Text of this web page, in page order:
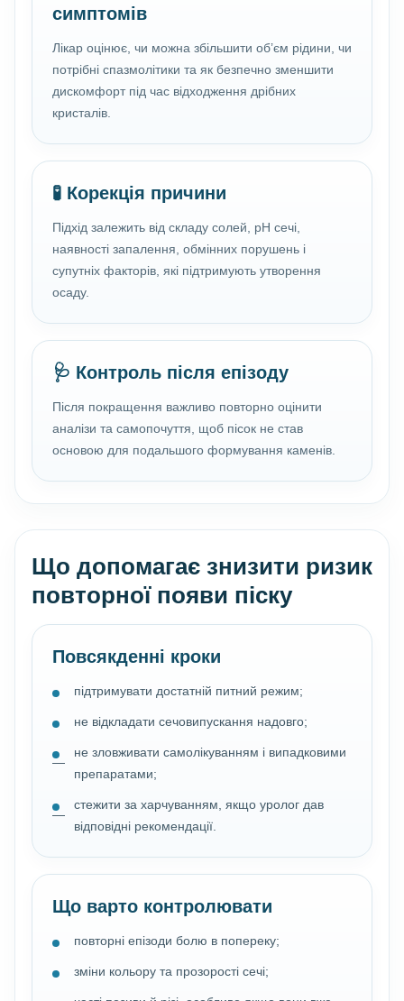
симптомів
Лікар оцінює, чи можна збільшити об’єм рідини, чи
потрібні спазмолітики та як безпечно зменшити
дискомфорт під час відходження дрібних
кристалів.
🧪 Корекція причини
Підхід залежить від складу солей, pH сечі,
наявності запалення, обмінних порушень і
супутніх факторів, які підтримують утворення
осаду.
🩺 Контроль після епізоду
Після покращення важливо повторно оцінити
аналізи та самопочуття, щоб пісок не став
основою для подальшого формування каменів.
Що допомагає знизити ризик
повторної появи піску
Повсякденні кроки
підтримувати достатній питний режим;
не відкладати сечовипускання надовго;
не зловживати самолікуванням і випадковими
препаратами;
стежити за харчуванням, якщо уролог дав
відповідні рекомендації.
Що варто контролювати
повторні епізоди болю в попереку;
зміни кольору та прозорості сечі;